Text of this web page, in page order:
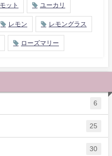
ット ユーカリ
レモン レモングラス
ローズマリー
6
25
30